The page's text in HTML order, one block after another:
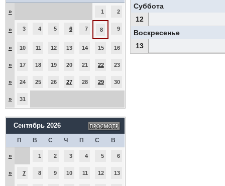
» 1 2
» 3 4 5 6 7 8 9
» 10 11 12 13 14 15 16
» 17 18 19 20 21 22 23
» 24 25 26 27 28 29 30
» 31
Сентябрь 2026
П В С Ч П С В
» 1 2 3 4 5 6
» 7 8 9 10 11 12 13
Суббота
12
Воскресенье
13